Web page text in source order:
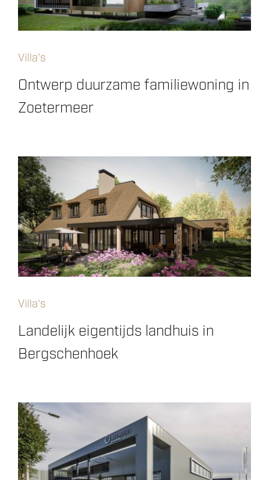
Ontwerp duurzame familiewoning in
Zoetermeer
Villa's
Landelijk eigentijds landhuis in
Bergschenhoek
Villa's